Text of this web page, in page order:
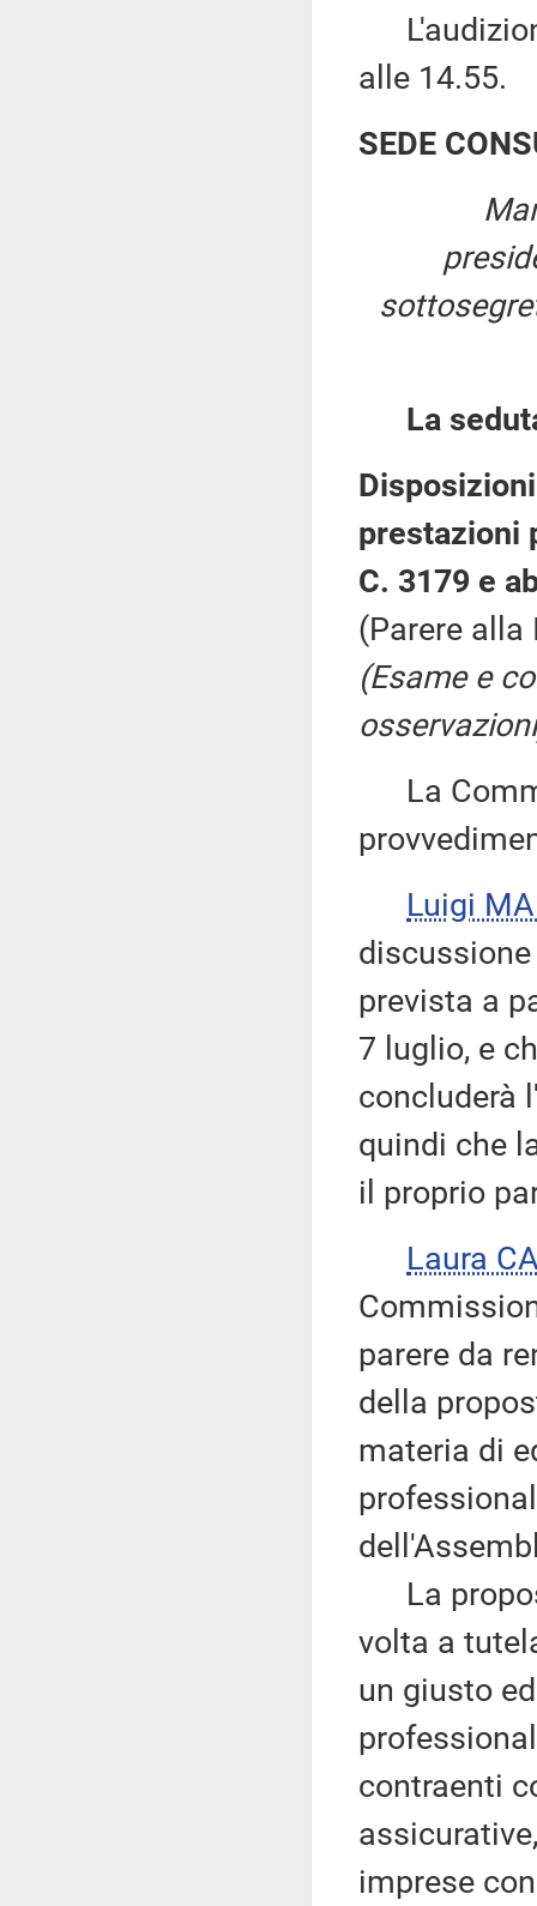
alle 14.55.
SEDE
La
prestazioni
C. 3179 e
(Parere alla
(Esame e
La
Luigi
prevista a
7 luglio, e
concluderà
quindi che
il proprio
Laura
parere da
della
materia di
La
volta a
un giusto
contraenti
imprese